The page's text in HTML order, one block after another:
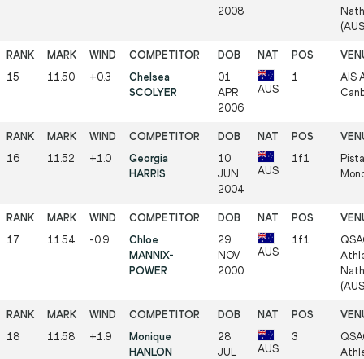
2008
15 11.50 +0.3
Chelsea
SCOLYER
01
APR
2006
AUS
1
AIS
16 11.52 +1.0
Georgia
HARRIS
10
JUN
2004
AUS
1f1
17 11.54 -0.9
Chloe
MANNIX-
POWER
29
NOV
2000
AUS
1f1
18 11.58 +1.9
Monique
HANLON
28
JUL
AUS
3